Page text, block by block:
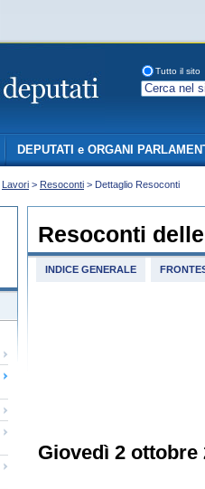
Tutto il sito
DEPUTATI e ORGANI
Lavori > Resoconti > Dettaglio Resoconti
Resoconti
INDICE GENERALE
Giovedì 2 ottobre